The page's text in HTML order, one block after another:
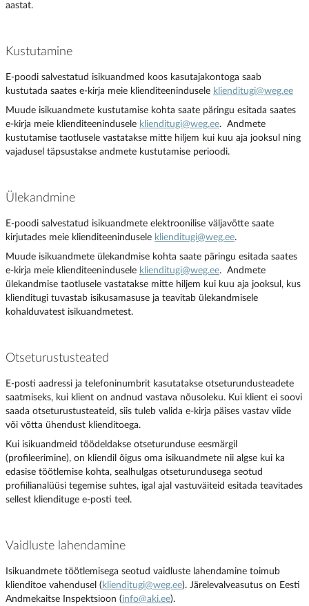
aastat.
Kustutamine
E-poodi salvestatud isikuandmed koos kasutajakontoga saab
kustutada saates e-kirja meie klienditeenindusele klienditugi@weg.ee
Muude isikuandmete kustutamise kohta saate päringu esitada saates
e-kirja meie klienditeenindusele klienditugi@weg.ee. Andmete
kustutamise taotlusele vastatakse mitte hiljem kui kuu aja jooksul ning
vajadusel täpsustakse andmete kustutamise perioodi.
Ülekandmine
E-poodi salvestatud isikuandmete elektroonilise väljavõtte saate
kirjutades meie klienditeenindusele klienditugi@weg.ee.
Muude isikuandmete ülekandmise kohta saate päringu esitada saates
e-kirja meie klienditeenindusele klienditugi@weg.ee. Andmete
ülekandmise taotlusele vastatakse mitte hiljem kui kuu aja jooksul, kus
klienditugi tuvastab isikusamasuse ja teavitab ülekandmisele
kohalduvatest isikuandmetest.
Otseturustusteated
E-posti aadressi ja telefoninumbrit kasutatakse otseturundusteadete
saatmiseks, kui klient on andnud vastava nõusoleku. Kui klient ei soovi
saada otseturustusteateid, siis tuleb valida e-kirja päises vastav viide
või võtta ühendust klienditoega.
Kui isikuandmeid töödeldakse otseturunduse eesmärgil
(profileerimine), on kliendil õigus oma isikuandmete nii algse kui ka
edasise töötlemise kohta, sealhulgas otseturundusega seotud
profiilianalüüsi tegemise suhtes, igal ajal vastuväiteid esitada teavitades
sellest kliendituge e-posti teel.
Vaidluste lahendamine
Isikuandmete töötlemisega seotud vaidluste lahendamine toimub
klienditoe vahendusel ( klienditugi@weg.ee). Järelevalveasutus on Eesti
Andmekaitse Inspektsioon (info@aki.ee).